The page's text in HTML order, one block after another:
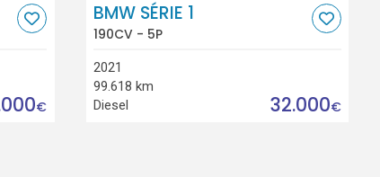
€
BMW SÉRIE 1
190CV - 5P
2021
99.618 km
Diesel
32.000€